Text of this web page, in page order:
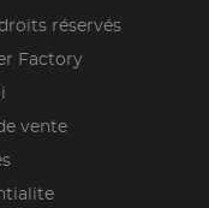
réservés
Factory
vente